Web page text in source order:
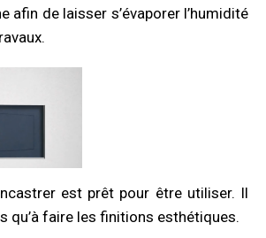
afin de laisser s’évaporer l’humidité
est prêt pour être utiliser. Il
qu’à faire les finitions esthétiques.